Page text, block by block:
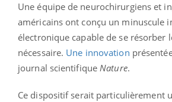
Une équipe de neurochirurgiens et
américains ont conçu un minuscule
électronique capable de se résorber
nécessaire. Une innovation
journal scientifiqueNature.
Ce dispositif serait particulièrement